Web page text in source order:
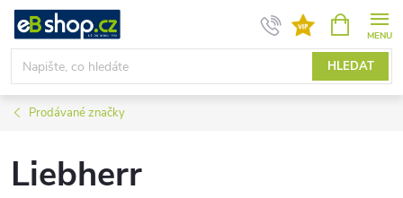
Přejít
obsah
HLEDAT
NÁKUPNÍ
KOŠÍK
Prodávané značky
Liebherr